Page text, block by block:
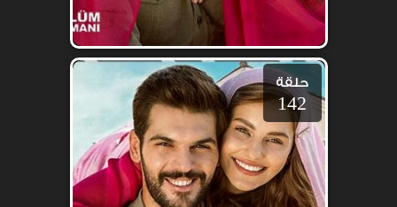
حلقة
142